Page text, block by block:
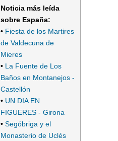
Noticia más leída
sobre España:
• Fiesta de los Martires
de Valdecuna de
Mieres
• La Fuente de Los
Baños en Montanejos -
Castellón
• UN DIA EN
FIGUERES - Girona
• Segóbriga y el
Monasterio de Uclés